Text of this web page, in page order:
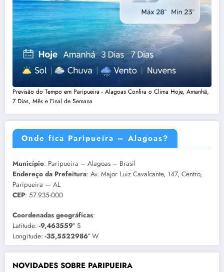
Previsão do Tempo em Paripueira - Alagoas Confira o Clima Hoje, Amanhã,
7 Dias, Mês e Final de Semana
Onde fica Paripueira – Alagoas?
Município: Paripueira – Alagoas – Brasil
Endereço da Prefeitura: Av. Major Luiz Cavalcante, 147, Centro,
Paripueira — AL
CEP: 57.935-000
Coordenadas geográficas:
Latitude: -9,463559° S
Longitude: -35,5522986° W
NOVIDADES SOBRE PARIPUEIRA